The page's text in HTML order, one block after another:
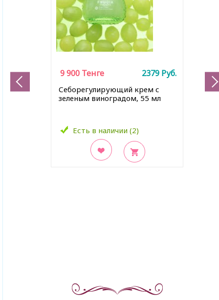
Себорегулирующийкрем с
зеленым виноградом, 55 мл
Есть в наличии (2)
9 900 Тенге 2379 Руб.